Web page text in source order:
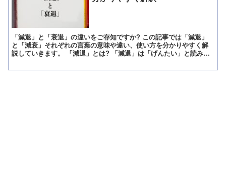
「減退」と「衰退」の違いをご存知ですか? この記事では「減退」
と「減衰」それぞれの言葉の意味や違い、使い方を分かりやすく解
説していきます。 「減退」とは? 「減退」は「げんたい」と読みま